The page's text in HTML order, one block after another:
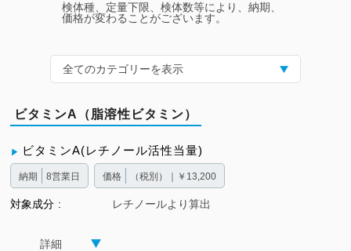
検体種、定量下限、検体数等により、納期、
価格が変わることがございます。
全てのカテゴリーを表示
ビタミンA（脂溶性ビタミン）
ビタミンA(レチノール活性当量)
納期 8営業日 価格 （税別）｜￥13,200
対象成分 レチノールより算出
詳細